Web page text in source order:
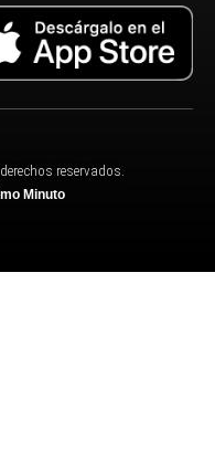
reservados.
Minuto